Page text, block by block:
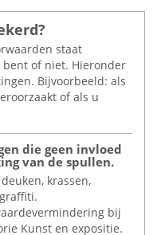
staat
of niet. Hieronder
Bijvoorbeeld: als
of als u
die geen invloed
van de spullen.
krassen,
bij
Kunst en expositie.